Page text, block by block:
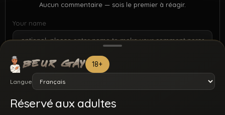
18+
Langue
Réservé aux adultes
Aucun commentaire — sois le premier à réagir.
Your name